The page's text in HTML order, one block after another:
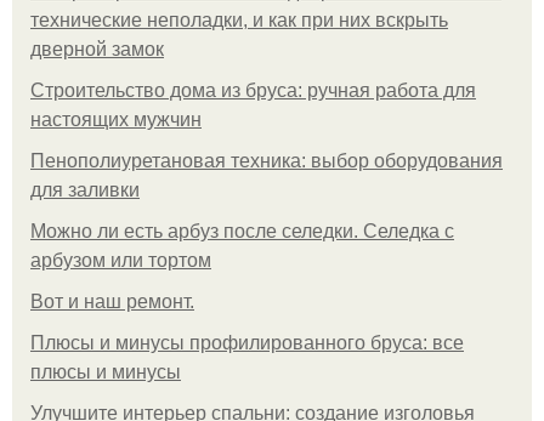
технические неполадки, и как при них вскрыть
дверной замок
Строительство дома из бруса: ручная работа для
настоящих мужчин
Пенополиуретановая техника: выбор оборудования
для заливки
Можно ли есть арбуз после селедки. Селедка с
арбузом или тортом
Boт и наш ремoнт.
Плюсы и минусы профилированного бруса: все
плюсы и минусы
Улучшите интерьер спальни: создание изголовья